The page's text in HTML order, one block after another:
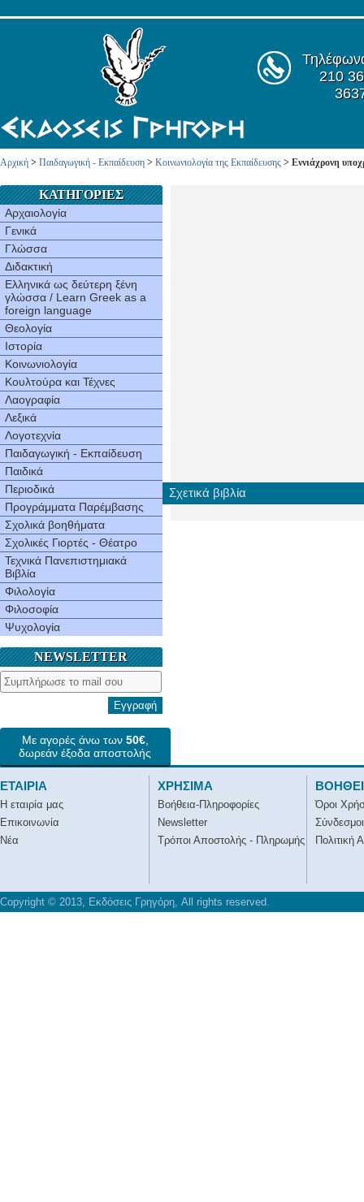
210
Αρχική > Παιδαγωγική - Εκπαίδευση > Κοινωνιολογία της Εκπαίδευσης > Εννιάχρονη
ΚΑΤΗΓΟΡΙΕΣ
Αρχαιολογία
Γενικά
Γλώσσα
Διδακτική
Ελληνικά ως δεύτερη ξένη
γλώσσα / Learn Greek as a
foreign language
Θεολογία
Ιστορία
Κοινωνιολογία
Κουλτούρα και Τέχνες
Λαογραφία
Λεξικά
Λογοτεχνία
Παιδαγωγική - Εκπαίδευση
Παιδικά
Περιοδικά
Προγράμματα Παρέμβασης
Σχολικά βοηθήματα
Σχολικές Γιορτές - Θέατρο
Τεχνικά Πανεπιστημιακά
Βιβλία
Φιλολογία
Φιλοσοφία
Ψυχολογία
NEWSLETTER
Εγγραφή
Με αγορές άνω των 50€
δωρεάν έξοδα αποστολής
Σχετικά βιβλία
ΕΤΑΙΡΙΑ
Η εταιρία μας
Επικοινωνία
Νέα
ΧΡΗΣΙΜΑ
Βοήθεια-Πληροφορίες
Newsletter
Τρόποι Αποστολής - Πληρωμής
Όροι
Σύνδεσμοι
Πολιτική
Copyright © 2013, Εκδόσεις Γρηγόρη, All rights reserved.